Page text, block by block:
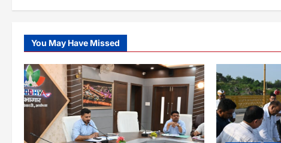
You May Have Missed